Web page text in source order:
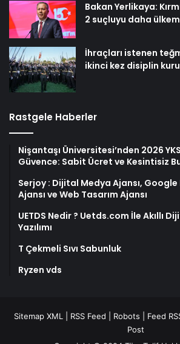
Bakan Yerlikaya:
2 suçluyu daha
İhraçları istenen
ikinci kez disiplin
Rastgele Haberler
Nişantaşı Üniversitesi’nden 2026
Güvence: Sabit Ücret ve Kesintisiz
Serjoy : Dijital Medya Ajansı, Google
Ajansı ve Web Tasarım Ajansı
UETDS Nedir ? Uetds.com İle Akıllı
Yazılımı
T Çekmeli Sıvı Sabunluk
Ryzen vds
Sitemap XML RSS Feed Robots Feed
Post